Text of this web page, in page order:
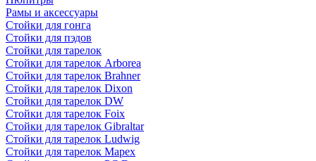
Рамы и аксессуары
Стойки для гонга
Стойки для пэдов
Стойки для тарелок
Стойки для тарелок Arborea
Стойки для тарелок Brahner
Стойки для тарелок Dixon
Стойки для тарелок DW
Стойки для тарелок Foix
Стойки для тарелок Gibraltar
Стойки для тарелок Ludwig
Стойки для тарелок Mapex